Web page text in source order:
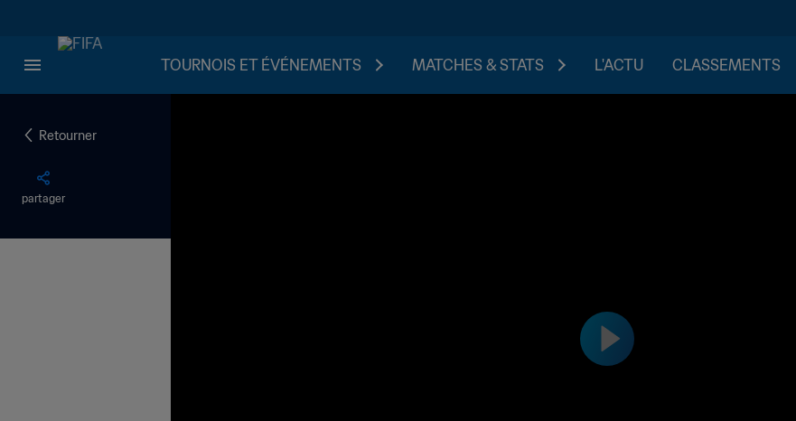
TOURNOIS ET ÉVÉNEMENTS MATCHES & STATS L'ACTU CLASSEMENTS
Retourner
partager